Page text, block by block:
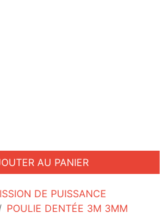
DE PUISSANCE
POULIE DENTÉE 3M 3MM
AU PANIER